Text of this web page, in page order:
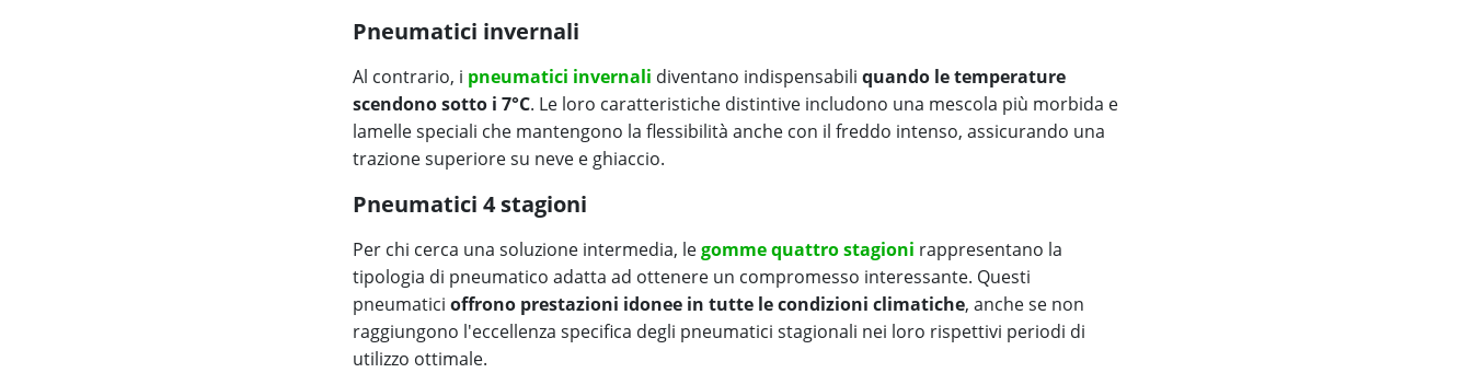
Pneumatici invernali
Al contrario, i pneumatici invernali diventano indispensabili quando le temperature
scendono sotto i 7°C. Le loro caratteristiche distintive includono una mescola più morbida e
lamelle speciali che mantengono la flessibilità anche con il freddo intenso, assicurando una
trazione superiore su neve e ghiaccio.
Pneumatici 4 stagioni
Per chi cerca una soluzione intermedia, legomme quattro stagioni rappresentano la
tipologia di pneumatico adatta ad ottenere un compromesso interessante. Questi
pneumatici offrono prestazioni idonee in tutte le condizioni climatiche, anche se non
raggiungono l'eccellenza specifica degli pneumatici stagionali nei loro rispettivi periodi di
utilizzo ottimale.